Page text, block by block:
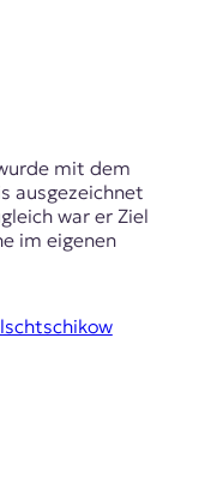
mit dem
ausgezeichnet
war er Ziel
im eigenen